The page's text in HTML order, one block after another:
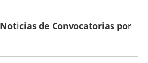
Noticias de Convocatorias por